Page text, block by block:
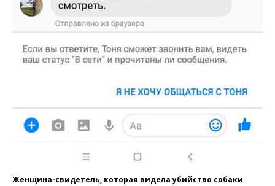
Женщина-свидетель, которая видела убийство собаки